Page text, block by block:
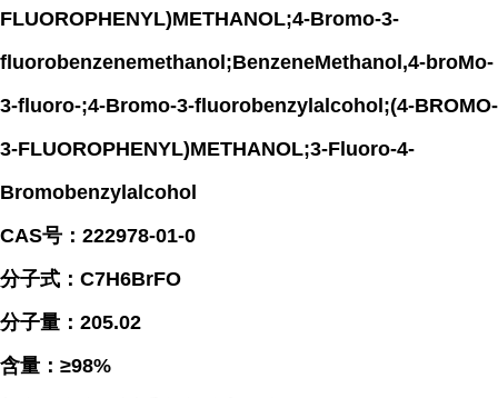
FLUOROPHENYL)METHANOL;4-Bromo-3-
fluorobenzenemethanol;BenzeneMethanol,4-broMo-
3-fluoro-;4-Bromo-3-fluorobenzylalcohol;(4-BROMO-
3-FLUOROPHENYL)METHANOL;3-Fluoro-4-
Bromobenzylalcohol
CAS号：222978-01-0
分子式：C7H6BrFO
分子量：205.02
含量：≥98%